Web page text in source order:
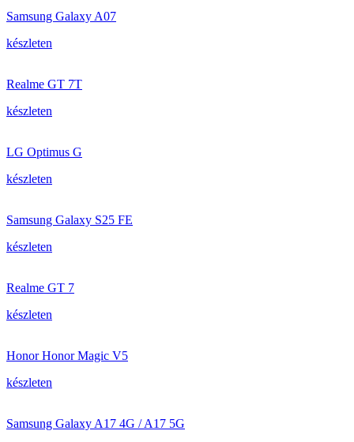
Samsung Galaxy A07
készleten
Realme GT 7T
készleten
LG Optimus G
készleten
Samsung Galaxy S25 FE
készleten
Realme GT 7
készleten
Honor Honor Magic V5
készleten
Samsung Galaxy A17 4G / A17 5G